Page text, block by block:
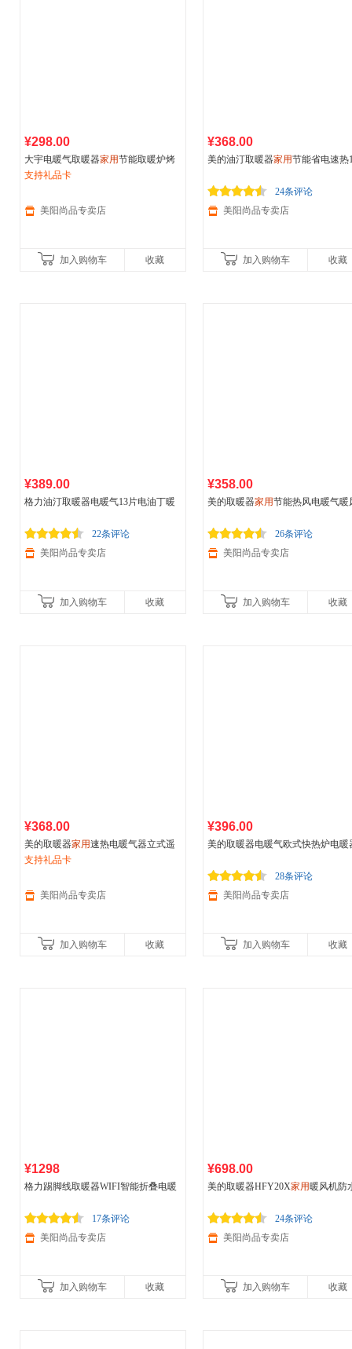
¥298.00
大宇电暖气取暖器家用节能取暖炉烤
火炉小太阳取暖器电暖器BH03M 远红
操作
支持礼品卡
美阳尚品专卖店
加入购物车 收藏
¥368.00
美的油汀取暖器家用节能省电速热
24条评论
美阳尚品专卖店
加入购物车 收藏
¥389.00
格力油汀取暖器电暖气13片电油丁暖
22条评论
美阳尚品专卖店
加入购物车 收藏
¥358.00
美的取暖器家用节能热风电暖气暖
26条评论
美阳尚品专卖店
加入购物车 收藏
¥368.00
美的取暖器家用速热电暖气器立式遥
控节能摇头暖风机客厅卧室
支持礼品卡
美阳尚品专卖店
加入购物车 收藏
¥396.00
美的取暖器电暖气欧式快热炉电暖
28条评论
美阳尚品专卖店
加入购物车 收藏
¥1298
格力踢脚线取暖器WIFI智能折叠电暖
17条评论
美阳尚品专卖店
加入购物车 收藏
¥698.00
美的取暖器HFY20X家用暖风机防
24条评论
美阳尚品专卖店
加入购物车 收藏